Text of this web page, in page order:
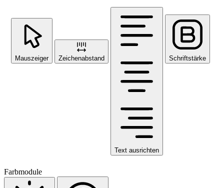
Mauszeiger Zeichenabstand
Text ausrichten
Schriftstärke
Farbmodule